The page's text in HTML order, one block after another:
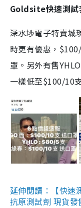
Goldsite快速測試
深水埗電子特賣城
時更有優惠，
罩。另外有售
一樣低至$100/10
延伸閱讀：【快速
抗原測試劑 現貨